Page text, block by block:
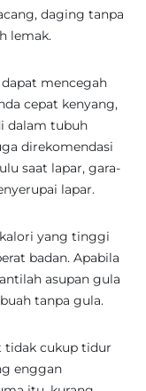
daging tanpa
lemak.
mencegah
cepat kenyang,
dalam tubuh
direkomendasi
saat lapar, gara-
lapar.
yang tinggi
badan. Apabila
asupan gula
tanpa gula.
tidak cukup tidur
enggan